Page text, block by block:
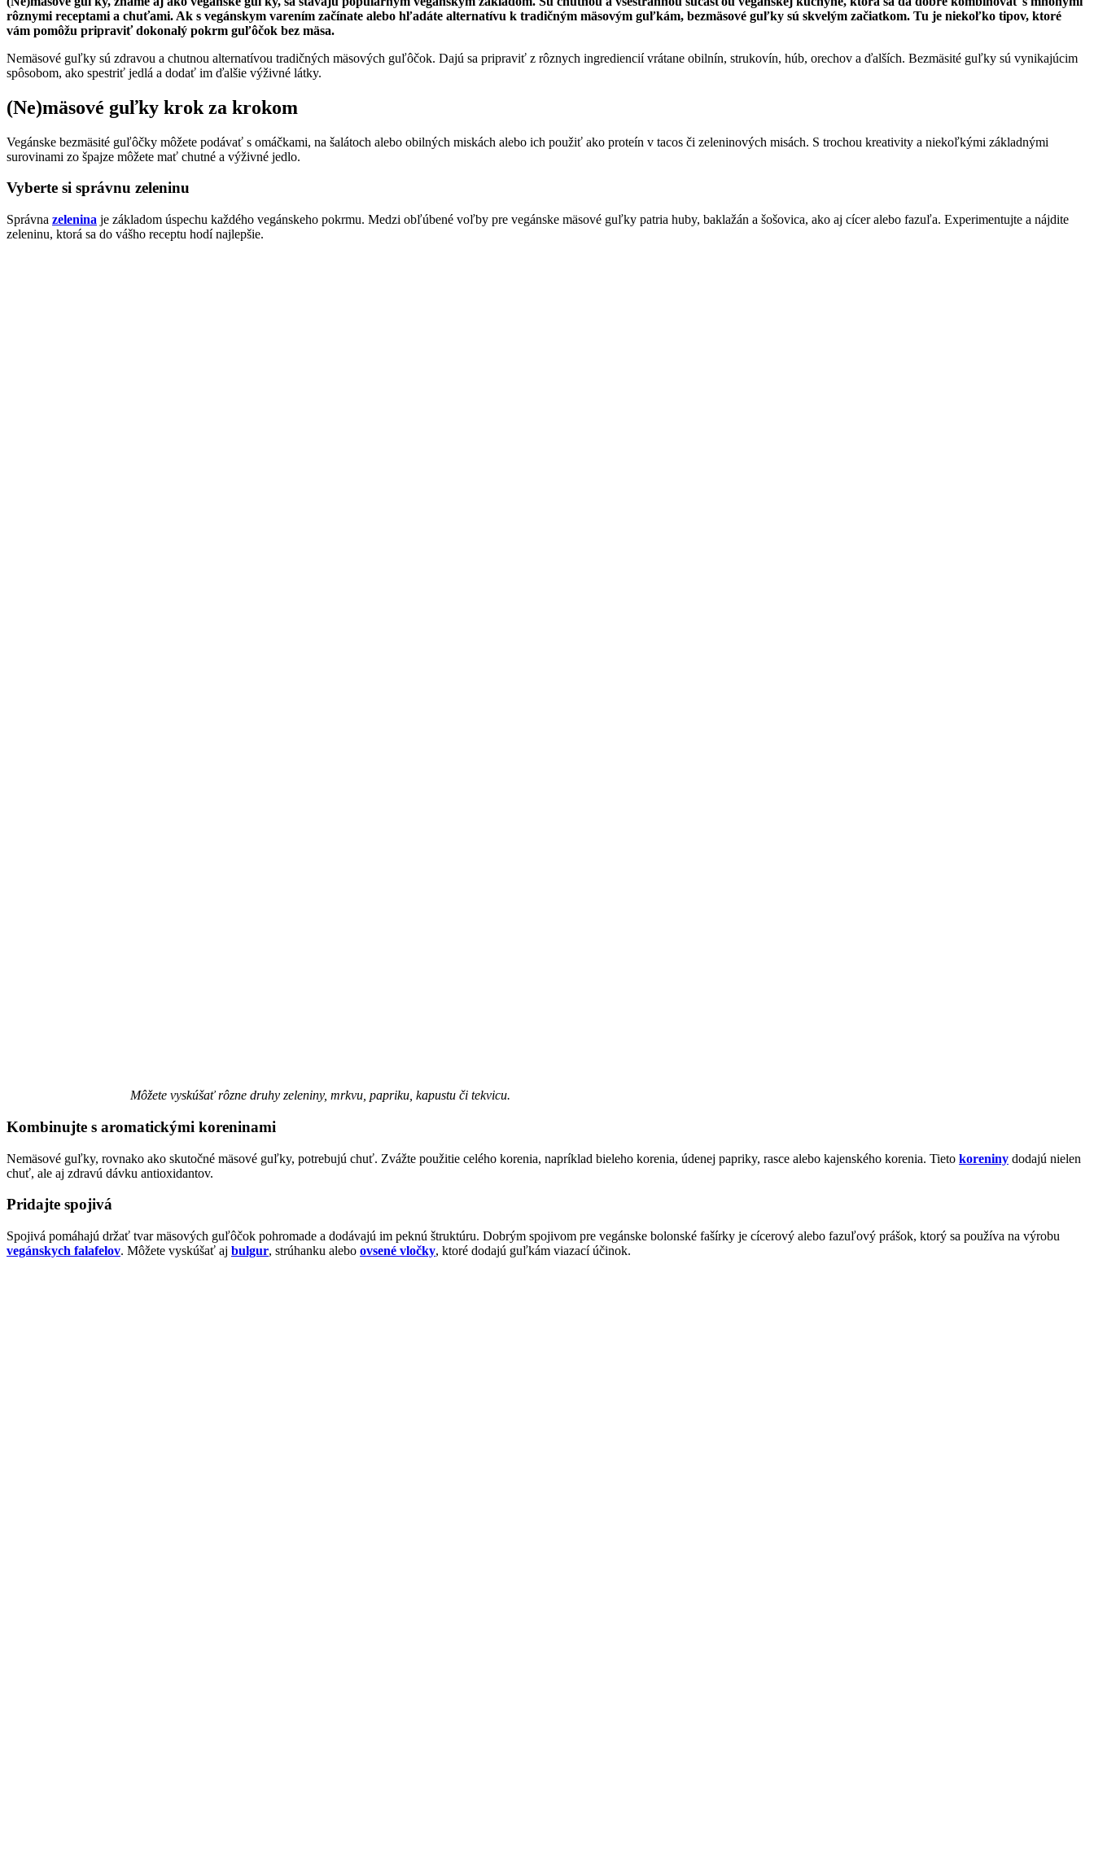
rôznymi receptami a chuťami. Ak s vegánskym varením začínate alebo hľadáte alternatívu k tradičným mäsovým guľkám, bezmäsové guľky sú skvelým začiatkom. Tu je niekoľko tipov, ktoré
vám pomôžu pripraviť dokonalý pokrm guľôčok bez mäsa.
Nemäsové guľky sú zdravou a chutnou alternatívou tradičných mäsových guľôčok. Dajú sa pripraviť z rôznych ingrediencií vrátane obilnín, strukovín, húb, orechov a ďalších. Bezmäsité guľky sú vynikajúcim
spôsobom, ako spestriť jedlá a dodať im ďalšie výživné látky.
(Ne)mäsové guľky krok za krokom
Vegánske bezmäsité guľôčky môžete podávať s omáčkami, na šalátoch alebo obilných miskách alebo ich použiť ako proteín v tacos či zeleninových misách. S trochou kreativity a niekoľkými základnými
surovinami zo špajze môžete mať chutné a výživné jedlo.
Vyberte si správnu zeleninu
Správna zelenina je základom úspechu každého vegánskeho pokrmu. Medzi obľúbené voľby pre vegánske mäsové guľky patria huby, baklažán a šošovica, ako aj cícer alebo fazuľa. Experimentujte a nájdite
zeleninu, ktorá sa do vášho receptu hodí najlepšie.
Môžete vyskúšať rôzne druhy zeleniny, mrkvu, papriku, kapustu či tekvicu.
Kombinujte s aromatickými koreninami
Nemäsové guľky, rovnako ako skutočné mäsové guľky, potrebujú chuť. Zvážte použitie celého korenia, napríklad bieleho korenia, údenej papriky, rasce alebo kajenského korenia. Tieto koreniny dodajú nielen
chuť, ale aj zdravú dávku antioxidantov.
Pridajte spojivá
Spojivá pomáhajú držať tvar mäsových guľôčok pohromade a dodávajú im peknú štruktúru. Dobrým spojivom pre vegánske bolonské fašírky je cícerový alebo fazuľový prášok, ktorý sa používa na výrobu
vegánskych falafelov. Môžete vyskúšať aj bulgur, strúhanku alebo ovsené vločky, ktoré dodajú guľkám viazací účinok.